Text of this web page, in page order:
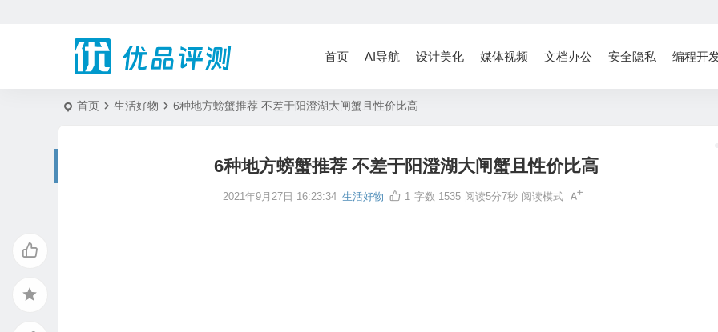
首页 AI导航 设计美化 媒体视频 文档办公 安全隐私 编程开
首页 生活好物 6种地方螃蟹推荐 不差于阳澄湖大闸蟹且性价比高
6种地方螃蟹推荐 不差于阳澄湖大闸蟹且性价比高
2021年9月27日 16:23:34 生活好物 1 字数 1535 阅读5分7秒 阅读模式